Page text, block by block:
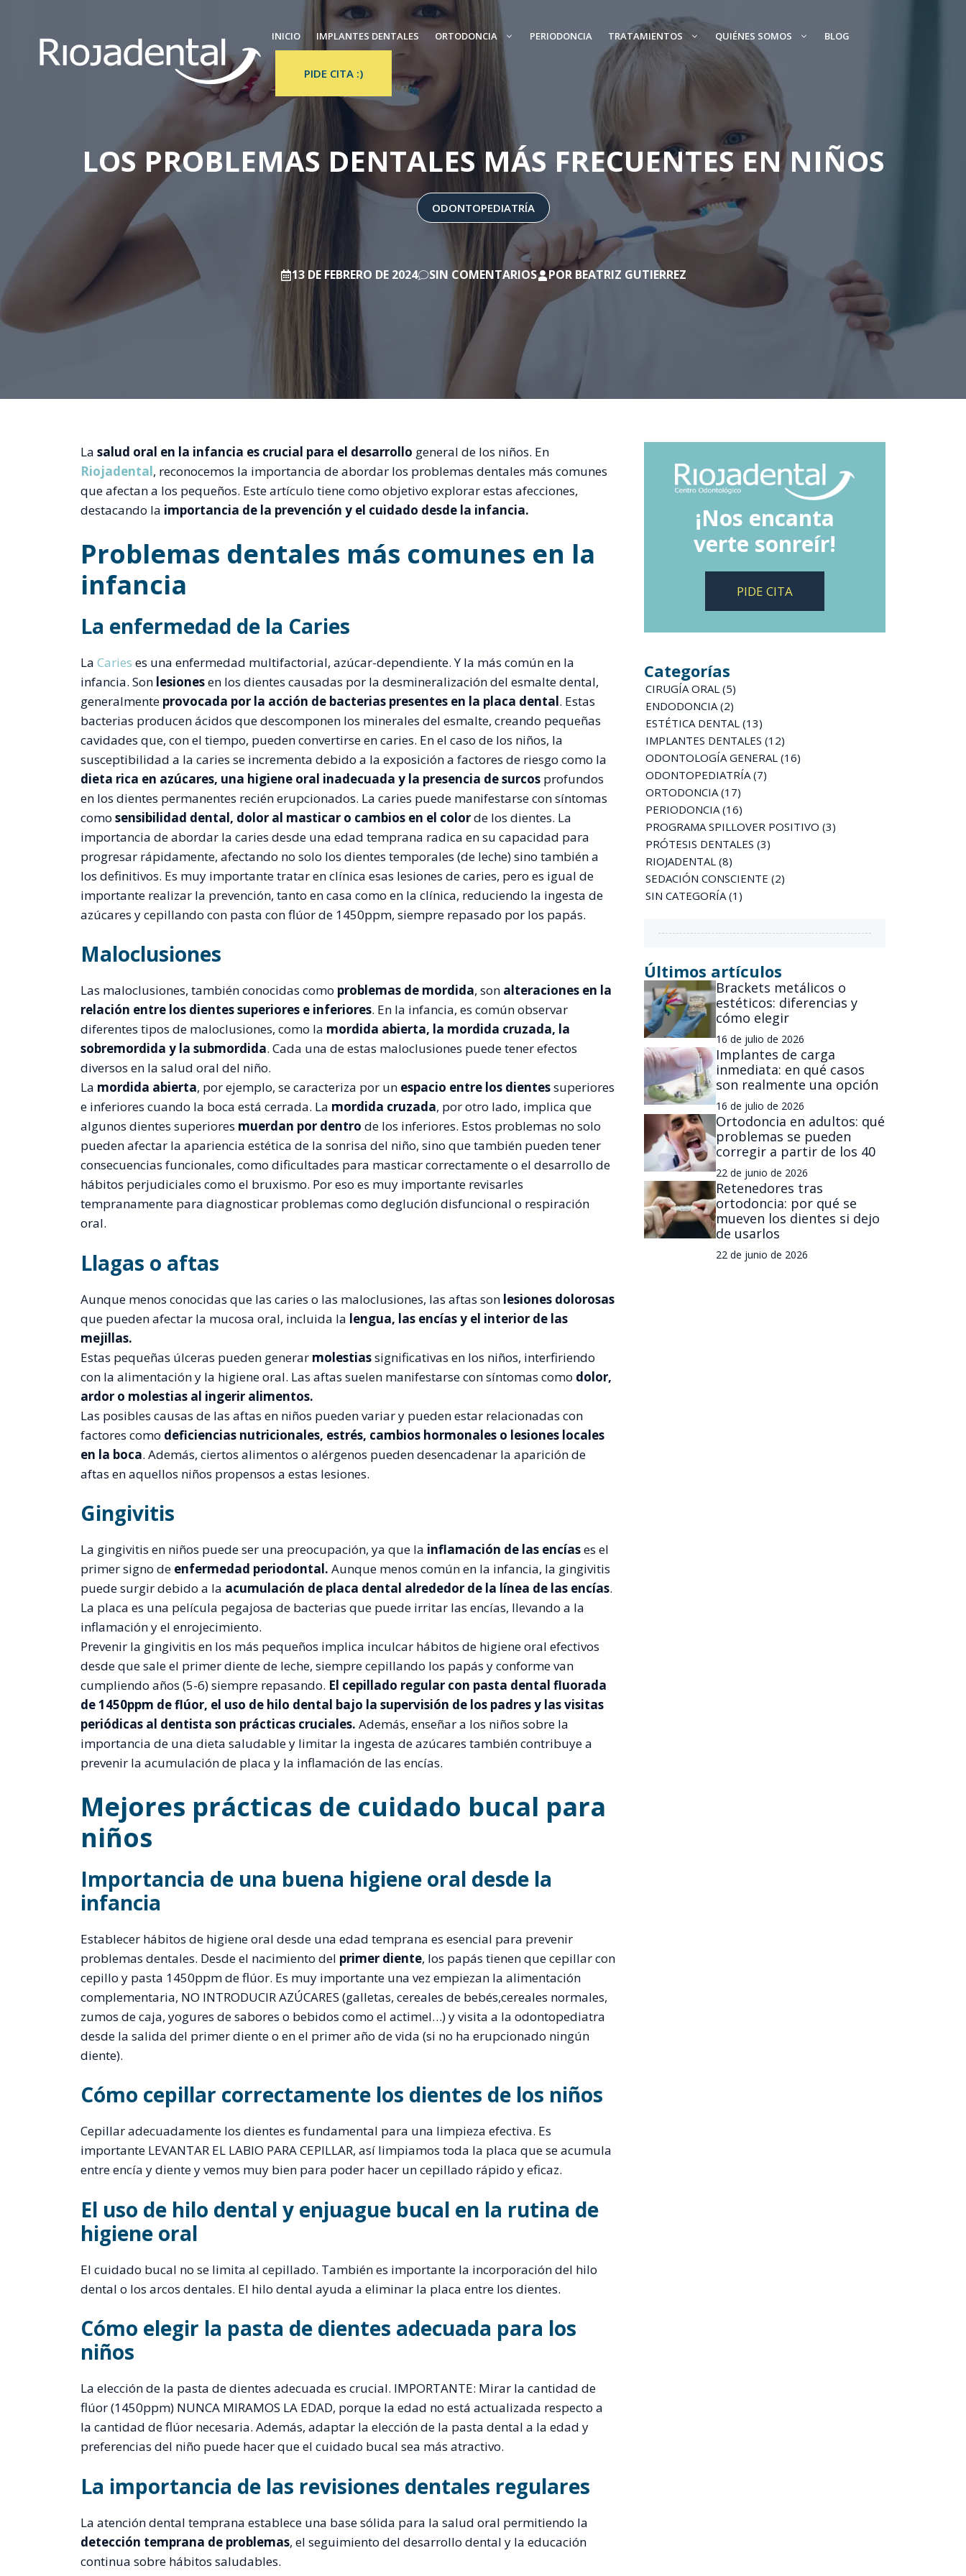
contenido
INICIO IMPLANTES DENTALES ORTODONCIA PERIODONCIA TRATAMIENTOS QUIÉNES SOMOS BLOG
PIDE CITA :)
LOS PROBLEMAS DENTALES MÁS FRECUENTES EN NIÑOS
ODONTOPEDIATRÍA
13 DE FEBRERO DE 2024 SIN COMENTARIOS POR BEATRIZ GUTIERREZ
La salud oral en la infancia es crucial para el desarrollo general de los niños. En
Riojadental, reconocemos la importancia de abordar los problemas dentales más comunes
que afectan a los pequeños. Este artículo tiene como objetivo explorar estas afecciones,
destacando la importancia de la prevención y el cuidado desde la infancia.
Problemas dentales más comunes en la
infancia
La enfermedad de la Caries
La Caries es una enfermedad multifactorial, azúcar-dependiente. Y la más común en la
infancia. Son lesionesen los dientes causadas por la desmineralización del esmalte dental,
generalmente provocada por la acción de bacterias presentes en la placa dental. Estas
bacterias producen ácidos que descomponen los minerales del esmalte, creando pequeñas
cavidades que, con el tiempo, pueden convertirse en caries. En el caso de los niños, la
susceptibilidad a la caries se incrementa debido a la exposición a factores de riesgo como la
dieta rica en azúcares, una higiene oral inadecuada y la presencia de surcos profundos
en los dientes permanentes recién erupcionados. La caries puede manifestarse con síntomas
como sensibilidad dental, dolor al masticar o cambios en el colorde los dientes. La
importancia de abordar la caries desde una edad temprana radica en su capacidad para
progresar rápidamente, afectando no solo los dientes temporales (de leche) sino también a
los definitivos. Es muy importante tratar en clínica esas lesiones de caries, pero es igual de
importante realizar la prevención, tanto en casa como en la clínica, reduciendo la ingesta de
azúcares y cepillando con pasta con flúor de 1450ppm, siempre repasado por los papás.
Maloclusiones
Las maloclusiones, también conocidas como problemas de mordida, son alteraciones en la
relación entre los dientes superiores e inferiores. En la infancia, es común observar
diferentes tipos de maloclusiones, como la mordida abierta, la mordida cruzada, la
sobremordida y la submordida. Cada una de estas maloclusiones puede tener efectos
diversos en la salud oral del niño.
La mordida abierta, por ejemplo, se caracteriza por un espacio entre los dientessuperiores
e inferiores cuando la boca está cerrada. La mordida cruzada, por otro lado, implica que
algunos dientes superiores muerdan por dentro de los inferiores. Estos problemas no solo
pueden afectar la apariencia estética de la sonrisa del niño, sino que también pueden tener
consecuencias funcionales, como dificultades para masticar correctamente o el desarrollo de
hábitos perjudiciales como el bruxismo. Por eso es muy importante revisarles
tempranamente para diagnosticar problemas como deglución disfuncional o respiración
oral.
Llagas o aftas
Aunque menos conocidas que las caries o las maloclusiones, las aftas son lesiones dolorosas
que pueden afectar la mucosa oral, incluida la lengua, las encías y el interior de las
mejillas.
Estas pequeñas úlceras pueden generar molestiassignificativas en los niños, interfiriendo
con la alimentación y la higiene oral. Las aftas suelen manifestarse con síntomas como dolor,
ardor o molestias al ingerir alimentos.
Las posibles causas de las aftas en niños pueden variar y pueden estar relacionadas con
factores como deficiencias nutricionales, estrés, cambios hormonales o lesiones locales
en la boca. Además, ciertos alimentos o alérgenos pueden desencadenar la aparición de
aftas en aquellos niños propensos a estas lesiones.
Gingivitis
La gingivitis en niños puede ser una preocupación, ya que la inflamación de las encíases el
primer signo de enfermedad periodontal. Aunque menos común en la infancia, la gingivitis
puede surgir debido a la acumulación de placa dental alrededor de la línea de las encías.
La placa es una película pegajosa de bacterias que puede irritar las encías, llevando a la
inflamación y el enrojecimiento.
Prevenir la gingivitis en los más pequeños implica inculcar hábitos de higiene oral efectivos
desde que sale el primer diente de leche, siempre cepillando los papás y conforme van
cumpliendo años (5-6) siempre repasando. El cepillado regular con pasta dental fluorada
de 1450ppm de flúor, el uso de hilo dental bajo la supervisión de los padres y las visitas
periódicas al dentista son prácticas cruciales. Además, enseñar a los niños sobre la
importancia de una dieta saludable y limitar la ingesta de azúcares también contribuye a
prevenir la acumulación de placa y la inflamación de las encías.
Mejores prácticas de cuidado bucal para
niños
Importancia de una buena higiene oral desde la
infancia
Establecer hábitos de higiene oral desde una edad temprana es esencial para prevenir
problemas dentales. Desde el nacimiento del primer diente, los papás tienen que cepillar con
cepillo y pasta 1450ppm de flúor. Es muy importante una vez empiezan la alimentación
complementaria, NO INTRODUCIR AZÚCARES (galletas, cereales de bebés,cereales normales,
zumos de caja, yogures de sabores o bebidos como el actimel…) y visita a la odontopediatra
desde la salida del primer diente o en el primer año de vida (si no ha erupcionado ningún
diente).
Cómo cepillar correctamente los dientes de los niños
Cepillar adecuadamente los dientes es fundamental para una limpieza efectiva. Es
importante LEVANTAR EL LABIO PARA CEPILLAR, así limpiamos toda la placa que se acumula
entre encía y diente y vemos muy bien para poder hacer un cepillado rápido y eficaz.
El uso de hilo dental y enjuague bucal en la rutina de
higiene oral
El cuidado bucal no se limita al cepillado. También es importante la incorporación del hilo
dental o los arcos dentales. El hilo dental ayuda a eliminar la placa entre los dientes.
Cómo elegir la pasta de dientes adecuada para los
niños
La elección de la pasta de dientes adecuada es crucial. IMPORTANTE: Mirar la cantidad de
flúor (1450ppm) NUNCA MIRAMOS LA EDAD, porque la edad no está actualizada respecto a
la cantidad de flúor necesaria. Además, adaptar la elección de la pasta dental a la edad y
preferencias del niño puede hacer que el cuidado bucal sea más atractivo.
La importancia de las revisiones dentales regulares
La atención dental temprana establece una base sólida para la salud oral permitiendo la
detección temprana de problemas, el seguimiento del desarrollo dental y la educación
continua sobre hábitos saludables.
¡Nos encanta
verte sonreír!
PIDE CITA
Categorías
CIRUGÍA ORAL(5)
ENDODONCIA(2)
ESTÉTICA DENTAL(13)
IMPLANTES DENTALES (12)
ODONTOLOGÍA GENERAL(16)
ODONTOPEDIATRÍA(7)
ORTODONCIA(17)
PERIODONCIA(16)
PROGRAMA SPILLOVER POSITIVO (3)
PRÓTESIS DENTALES (3)
RIOJADENTAL(8)
SEDACIÓN CONSCIENTE (2)
SIN CATEGORÍA(1)
Últimos artículos
Brackets metálicos o
estéticos: diferencias y
cómo elegir
16 de julio de 2026
Implantes de carga
inmediata: en qué casos
son realmente una opción
16 de julio de 2026
Ortodoncia en adultos: qué
problemas se pueden
corregir a partir de los 40
22 de junio de 2026
Retenedores tras
ortodoncia: por qué se
mueven los dientes si dejo
de usarlos
22 de junio de 2026